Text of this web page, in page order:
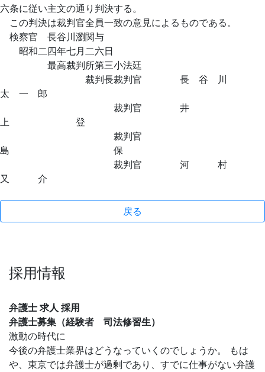
六条に従い主文の通り判決する。
この判決は裁判官全員一致の意見によるものである。
検察官 長谷川瀏関与
昭和二四年七月二六日
最高裁判所第三小法廷
裁判長裁判官 長 谷 川
太 一 郎
裁判官 井
上 登
裁判官
島 保
裁判官 河 村
又 介
戻る
採用情報
弁護士 求人 採用
弁護士募集（経験者 司法修習生）
激動の時代に
今後の弁護士業界はどうなっていくのでしょうか。 もは
や、東京では弁護士が過剰であり、すでに仕事がない弁護